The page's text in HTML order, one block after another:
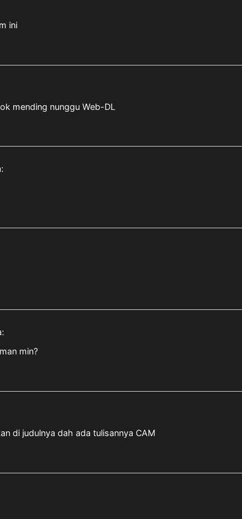
ini
mending nunggu Web-DL
min?
di judulnya dah ada tulisannya CAM